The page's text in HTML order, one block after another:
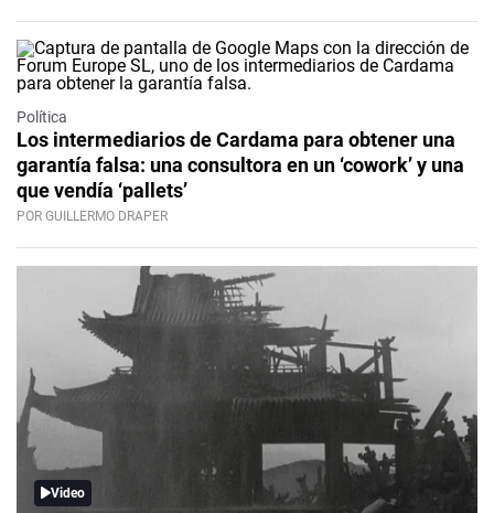
Política
Los intermediarios de Cardama para obtener una
garantía falsa: una consultora en un ‘cowork’ y una
que vendía ‘pallets’
POR GUILLERMO DRAPER
Video